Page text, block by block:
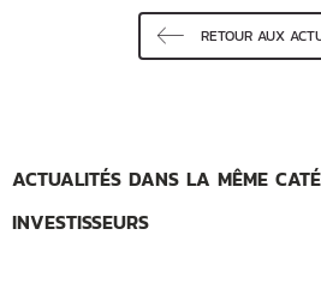
RETOUR AUX
ACTUALITÉS DANS LA MÊME
INVESTISSEURS